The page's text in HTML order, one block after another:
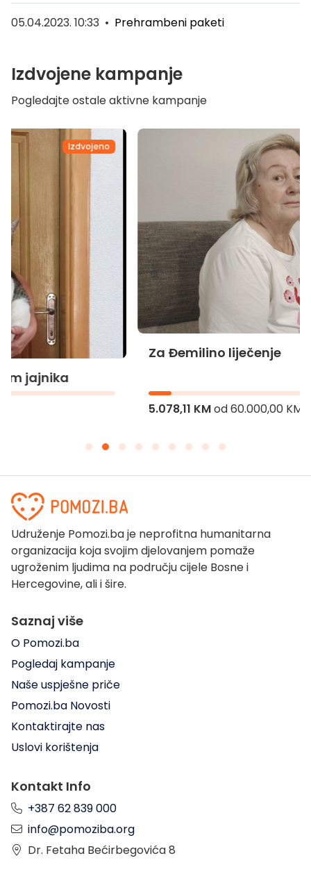
05.04.2023. 10:33 • Prehrambeni paketi
Izdvojene kampanje
Pogledajte ostale aktivne kampanje
Izdvojeno
Za Đemilino liječenje
60.000,00 KM
Udruženje Pomozi.ba je neprofitna humanitarna
organizacija koja svojim djelovanjem pomaže
ugroženim ljudima na području cijele Bosne i
Hercegovine, ali i šire.
Saznaj više
O Pomozi.ba
Pogledaj kampanje
Naše uspješne priče
Pomozi.ba Novosti
Kontaktirajte nas
Uslovi korištenja
Kontakt Info
+387 62 839 000
info@pomoziba.org
Dr. Fetaha Bećirbegovića 8